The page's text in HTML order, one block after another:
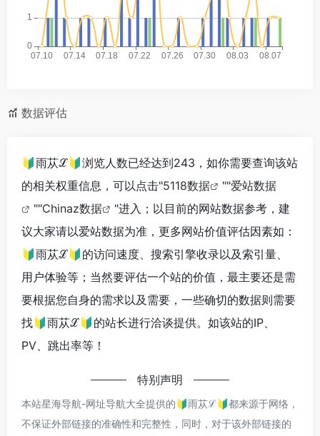
数据评估
🔰雨苁ℒ🔰浏览人数已经达到243，如你需要查询该站
的相关权重信息，可以点击"5118数据 ""爱站数据
""Chinaz数据
"进入；以目前的网站数据参考，建
议大家请以爱站数据为准，更多网站价值评估因素如：
🔰雨苁ℒ🔰的访问速度、搜索引擎收录以及索引量、
用户体验等；当然要评估一个站的价值，最主要还是需
要根据您自身的需求以及需要，一些确切的数据则需要
找🔰雨苁ℒ🔰的站长进行洽谈提供。如该站的IP、
PV、跳出率等！
特别声明
本站星海导航-网址导航大全提供的🔰雨苁ℒ🔰都来源于网络，
不保证外部链接的准确性和完整性，同时，对于该外部链接的